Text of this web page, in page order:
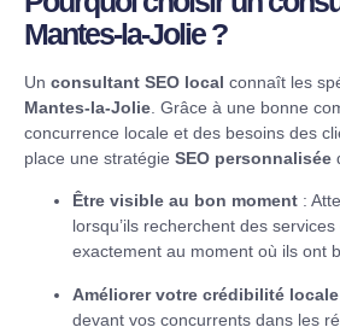
Mantes-la-Jolie ?
Un consultant SEO local connaît les
Mantes-la-Jolie . Grâce à une bonne
concurrence locale et des besoins des
place une stratégie SEO personnalisée
Être visible au bon moment :
lorsqu’ils recherchent des
exactement au moment où ils ont
Améliorer votre crédibilité locale
devant vos concurrents dans les